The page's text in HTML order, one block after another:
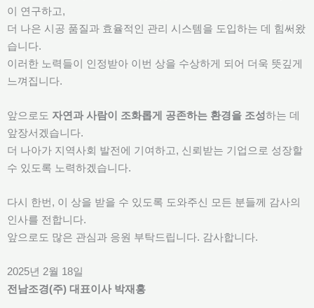
이 연구하고,
더 나은 시공 품질과 효율적인 관리 시스템을 도입하는 데 힘써왔
습니다.
이러한 노력들이 인정받아 이번 상을 수상하게 되어 더욱 뜻깊게
느껴집니다.
앞으로도 자연과 사람이 조화롭게 공존하는 환경을 조성하는 데
앞장서겠습니다.
더 나아가 지역사회 발전에 기여하고, 신뢰받는 기업으로 성장할
수 있도록 노력하겠습니다.
다시 한번, 이 상을 받을 수 있도록 도와주신 모든 분들께 감사의
인사를 전합니다.
앞으로도 많은 관심과 응원 부탁드립니다. 감사합니다.
2025년 2월 18일
전남조경(주) 대표이사 박재홍